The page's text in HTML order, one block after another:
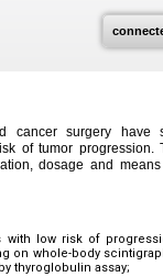
cancer surgery
of tumor progression.
dosage and
low risk of
on whole-body
thyroglobulin assay;